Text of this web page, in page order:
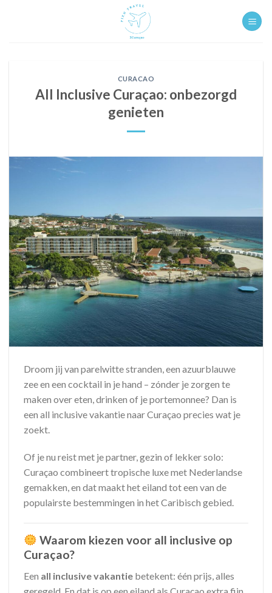
CURACAO
All Inclusive Curaçao: onbezorgd
genieten
Droom jij van parelwitte stranden, een azuurblauwe
zee en een cocktail in je hand – zónder je zorgen te
maken over eten, drinken of je portemonnee? Dan is
een all inclusive vakantie naar Curaçao precies wat je
zoekt.
Of je nu reist met je partner, gezin of lekker solo:
Curaçao combineert tropische luxe met Nederlandse
gemakken, en dat maakt het eiland tot een van de
populairste bestemmingen in het Caribisch gebied.
Waarom kiezen voor all inclusive op
Curaçao?
Een all inclusive vakantie betekent: één prijs, alles